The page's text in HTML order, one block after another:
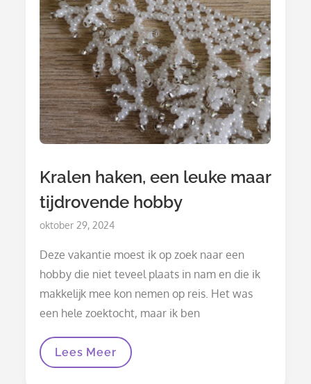
Kralen haken, een leuke maar
tijdrovende hobby
Posted
oktober 29, 2024
Deze vakantie moest ik op zoek naar een
hobby die niet teveel plaats in nam en die ik
makkelijk mee kon nemen op reis. Het was
een hele zoektocht, maar ik ben
Kralen
Lees Meer